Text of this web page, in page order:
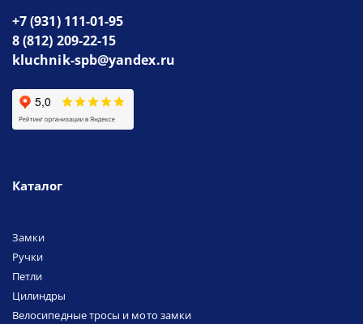
+7 (931) 111-01-95
8 (812) 209-22-15
kluchnik-spb@yandex.ru
Каталог
Замки
Ручки
Петли
Цилиндры
Велосипедные тросы и мото замки